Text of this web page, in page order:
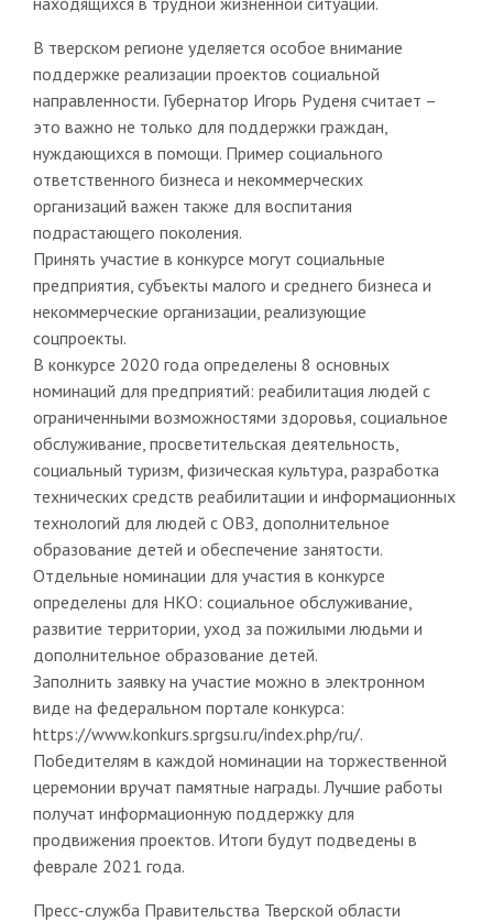
В тверском регионе уделяется особое внимание
поддержке реализации проектов социальной
направленности. Губернатор Игорь Руденя считает –
это важно не только для поддержки граждан,
нуждающихся в помощи. Пример социального
ответственного бизнеса и некоммерческих
организаций важен также для воспитания
подрастающего поколения.
Принять участие в конкурсе могут социальные
предприятия, субъекты малого и среднего бизнеса и
некоммерческие организации, реализующие
соцпроекты.
В конкурсе 2020 года определены 8 основных
номинаций для предприятий: реабилитация людей с
ограниченными возможностями здоровья, социальное
обслуживание, просветительская деятельность,
социальный туризм, физическая культура, разработка
технических средств реабилитации и информационных
технологий для людей с ОВЗ, дополнительное
образование детей и обеспечение занятости.
Отдельные номинации для участия в конкурсе
определены для НКО: социальное обслуживание,
развитие территории, уход за пожилыми людьми и
дополнительное образование детей.
Заполнить заявку на участие можно в электронном
виде на федеральном портале конкурса:
https://www.konkurs.sprgsu.ru/index.php/ru/.
Победителям в каждой номинации на торжественной
церемонии вручат памятные награды. Лучшие работы
получат информационную поддержку для
продвижения проектов. Итоги будут подведены в
феврале 2021 года.
Пресс-служба Правительства Тверской области